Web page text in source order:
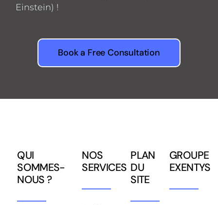
Einstein) !
Book a Free Consultation
QUI
SOMMES-
NOUS ?
NOS
SERVICES
PLAN
DU
SITE
GROUPE
EXENTYS